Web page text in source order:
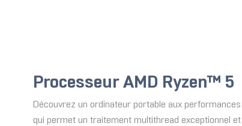
Processeur AMD Ryzen™ 5
Découvrez un ordinateur portable aux
qui permet un traitement multithread exceptionnel